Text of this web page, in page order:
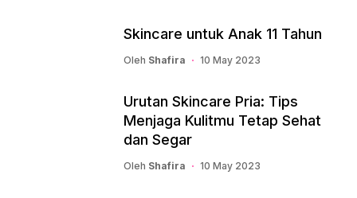
Skincare untuk Anak 11 Tahun
Oleh Shafira 10 May 2023
Urutan Skincare Pria: Tips
Menjaga Kulitmu Tetap Sehat
dan Segar
Oleh Shafira 10 May 2023